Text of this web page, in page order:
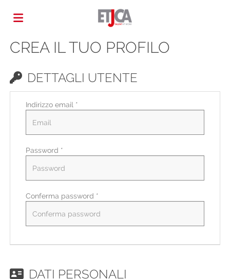
Home
Offerte
di
lavoro
Carica
il
CV
Login
Lingua
FR
CREA IL TUO PROFILO
DETTAGLI UTENTE
Indirizzo email *
Password *
Conferma password *
DATI PERSONALI